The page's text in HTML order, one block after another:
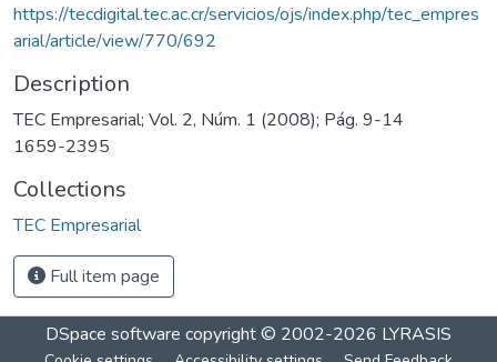
https://tecdigital.tec.ac.cr/servicios/ojs/index.php/tec_empres
arial/article/view/770/692
Description
TEC Empresarial; Vol. 2, Núm. 1 (2008); Pág. 9-14
1659-2395
Collections
TEC Empresarial
Full item page
DSpace software copyright © 2002-2026 LYRASIS